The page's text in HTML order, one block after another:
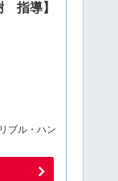
指導】
ブル・ハン